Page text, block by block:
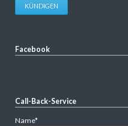
KÜNDIGEN
Facebook
Call-Back-Service
Pflichtfeld
Name*